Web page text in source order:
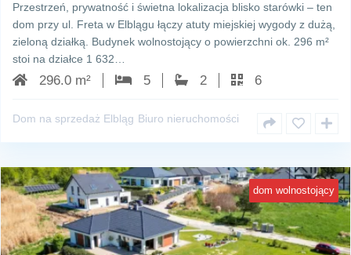
Przestrzeń, prywatność i świetna lokalizacja blisko starówki – ten
dom przy ul. Freta w Elblągu łączy atuty miejskiej wygody z dużą,
zieloną działką. Budynek wolnostojący o powierzchni ok. 296 m²
stoi na działce 1 632…
296.0 m² 5 2 6
Dom na sprzedaż Elbląg Biuro nieruchomości
dom wolnostojący